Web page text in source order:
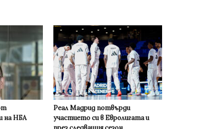
на НБА
Реал Мадрид потвърди
участието си в Евролигата и